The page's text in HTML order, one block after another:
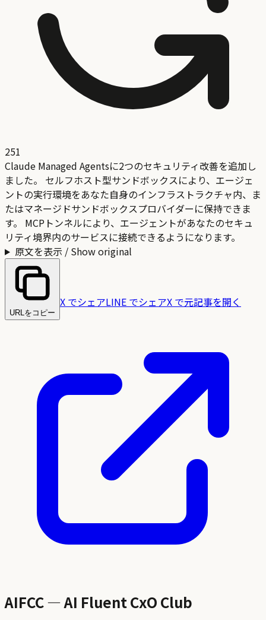
251
Claude Managed Agentsに2つのセキュリティ改善を追加し
ました。 セルフホスト型サンドボックスにより、エージェ
ントの実行環境をあなた自身のインフラストラクチャ内、ま
たはマネージドサンドボックスプロバイダーに保持できま
す。 MCPトンネルにより、エージェントがあなたのセキュ
リティ境界内のサービスに接続できるようになります。
原文を表示 / Show original
URLをコピー
X でシェアLINE でシェアX で元記事を開く
AIFCC — AI Fluent CxO Club